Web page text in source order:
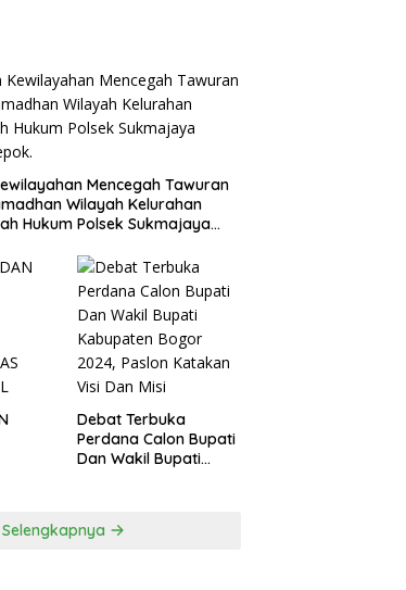
Mencegah Tawuran
Wilayah Kelurahan
Hukum Polsek Sukmajaya
Debat Terbuka
Perdana Calon Bupati
Dan Wakil Bupati
Selengkapnya